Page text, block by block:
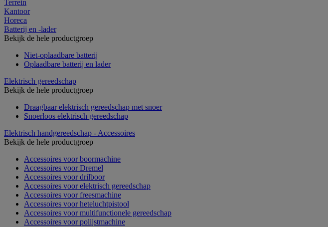
Terrein
Kantoor
Horeca
Batterij en -lader
Bekijk de hele productgroep
Niet-oplaadbare batterij
Oplaadbare batterij en lader
Elektrisch gereedschap
Bekijk de hele productgroep
Draagbaar elektrisch gereedschap met snoer
Snoerloos elektrisch gereedschap
Elektrisch handgereedschap - Accessoires
Bekijk de hele productgroep
Accessoires voor boormachine
Accessoires voor Dremel
Accessoires voor drilboor
Accessoires voor elektrisch gereedschap
Accessoires voor freesmachine
Accessoires voor heteluchtpistool
Accessoires voor multifunctionele gereedschap
Accessoires voor polijstmachine